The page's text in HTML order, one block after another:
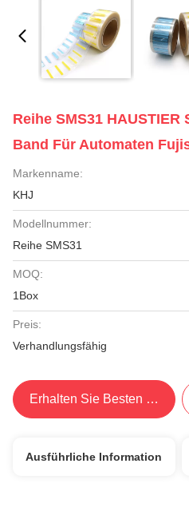
Reihe SMS31
Band Für Automaten
Markenname:
KHJ
Modellnummer:
Reihe SMS31
MOQ:
1Box
Preis:
Verhandlungsfähig
Erhalten Sie Besten Preis
Ausführliche Information